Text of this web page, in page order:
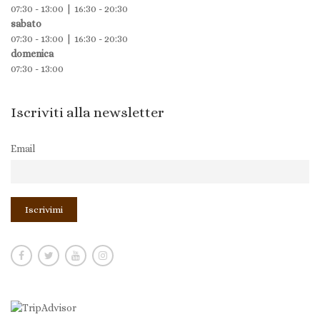
07:30 - 13:00 | 16:30 - 20:30
sabato
07:30 - 13:00 | 16:30 - 20:30
domenica
07:30 - 13:00
Iscriviti alla newsletter
Email